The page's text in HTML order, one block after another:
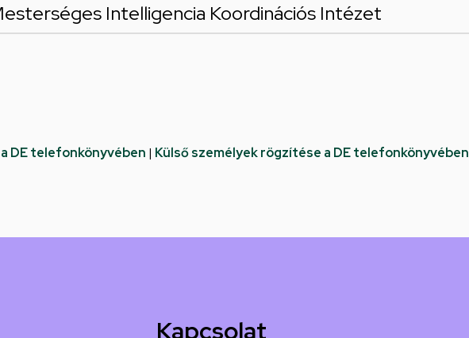
Intelligencia Koordinációs Intézet
DE telefonkönyvében | Külső személyek rögzítése a DE telefonkönyvében
Kapcsolat